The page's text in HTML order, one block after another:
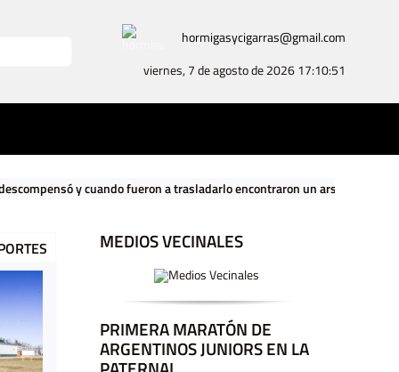
hormigasycigarras@gmail.com
viernes, 7 de agosto de 202617:10:52
fueron a trasladarlo encontraron un arsenal nazi en su casa
MEDIOS VECINALES
PRIMERA MARATÓN DE
ARGENTINOS JUNIORS EN LA